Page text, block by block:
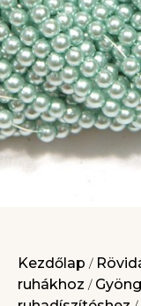
Kezdőlap /
ruhákhoz /